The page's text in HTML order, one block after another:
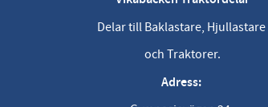
Delar till Baklastare, Hjullastare
och Traktorer.
Adress: